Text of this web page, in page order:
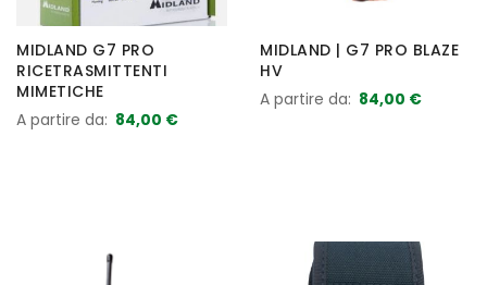
MIDLAND G7 PRO
RICETRASMITTENTI
MIMETICHE
A partire da 84,00 €
MIDLAND | G7 PRO BLAZE
HV
A partire da 84,00 €